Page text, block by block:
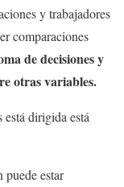
y trabajadores
comparaciones
de decisiones y
otras variables.
está dirigida está
puede estar